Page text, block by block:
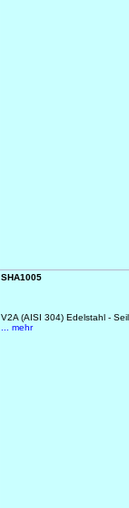
SHA1005
V2A (AISI 304) Edelstahl -
... mehr